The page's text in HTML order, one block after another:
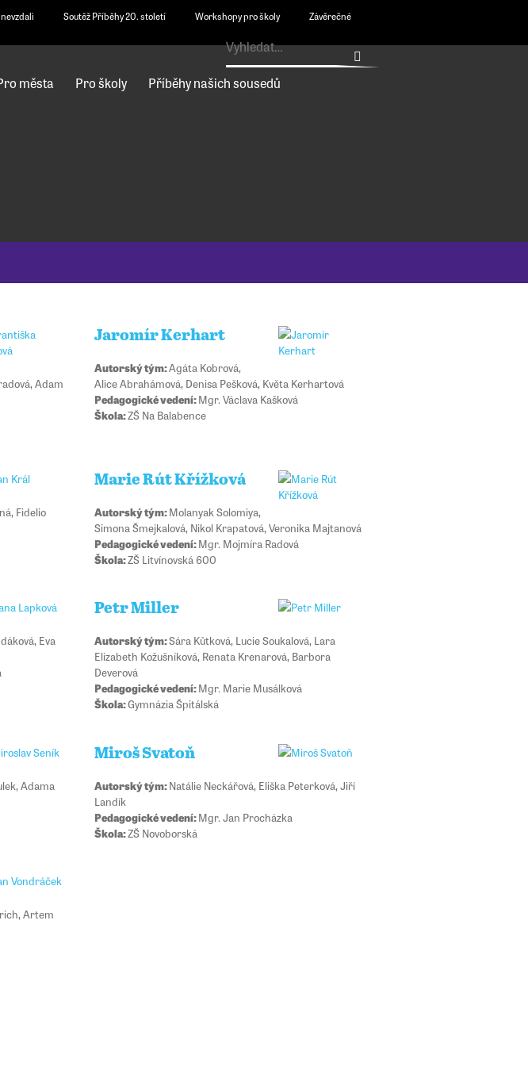
Soutěž Příběhy 20. století Workshopy pro školy
Závěrečné
města Pro školy Příběhy našich sousedů
Adam
Jaromír Kerhart
Autorský tým:Agáta Kobrová,
Alice Abrahámová, Denisa Pešková, Květa Kerhartová
Pedagogické vedení:Mgr. Václava Kašková
Škola:ZŠ Na Balabence
Fidelio
Marie Rút Křížková
Autorský tým:Molanyak Solomiya,
Simona Šmejkalová, Nikol Krapatová, Veronika Majtanová
Pedagogické vedení:Mgr. Mojmíra Radová
Škola:ZŠ Litvínovská 600
Eva
Petr Miller
Autorský tým:Sára Kůtková, Lucie Soukalová, Lara
Elizabeth Kožušníková, Renata Krenarová, Barbora
Deverová
Pedagogické vedení:Mgr. Marie Musálková
Škola:Gymnázia Špitálská
Adama
Miroš Svatoň
Autorský tým:Natálie Neckářová, Eliška Peterková, Jiří
Landík
Pedagogické vedení:Mgr. Jan Procházka
Škola:ZŠ Novoborská
Artem